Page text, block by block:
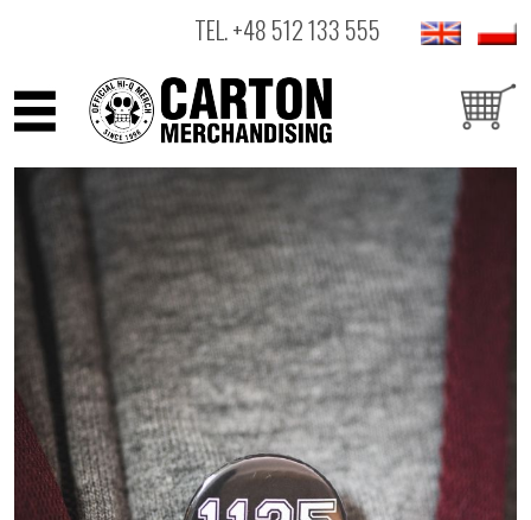
TEL.+48 512 133 555
ARTYŚCI
PRODUKTY
OUTLET